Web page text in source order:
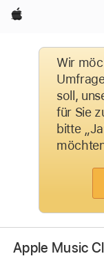
Apple
Wir
soll,
für Sie
bitte
Apple Music